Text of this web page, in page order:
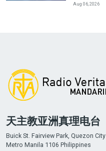
Aug 06, 2026
天主教亚洲真理电台
Buick St. Fairview Park, Quezon City
Metro Manila 1106 Philippines